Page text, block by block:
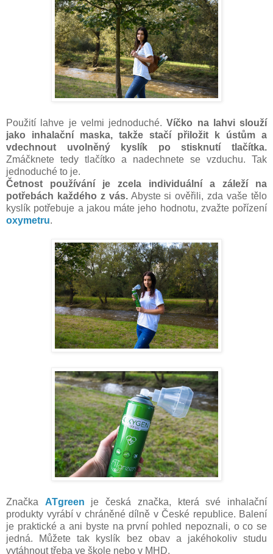
Použití lahve je velmi jednoduché.Víčko na lahvi slouží
jako inhalační maska, takže stačí přiložit k ústům a
vdechnout uvolněný kyslík po stisknutí tlačítka.
Zmáčknete tedy tlačítko a nadechnete se vzduchu. Tak
jednoduché to je.
Četnost používání je zcela individuální a záleží na
potřebách každého z vás.Abyste si ověřili, zda vaše tělo
kyslík potřebuje a jakou máte jeho hodnotu, zvažte pořízení
oxymetru.
Značka ATgreen je česká značka, která své inhalační
produkty vyrábí v chráněné dílně v České republice. Balení
je praktické a ani byste na první pohled nepoznali, o co se
jedná. Můžete tak kyslík bez obav a jakéhokoliv studu
vytáhnout třeba ve škole nebo v MHD.